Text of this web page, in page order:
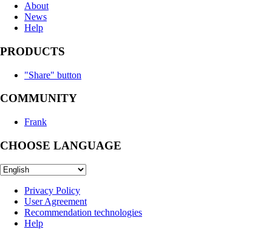
About
News
Help
PRODUCTS
"Share" button
COMMUNITY
Frank
CHOOSE LANGUAGE
Privacy Policy
User Agreement
Recommendation technologies
Help